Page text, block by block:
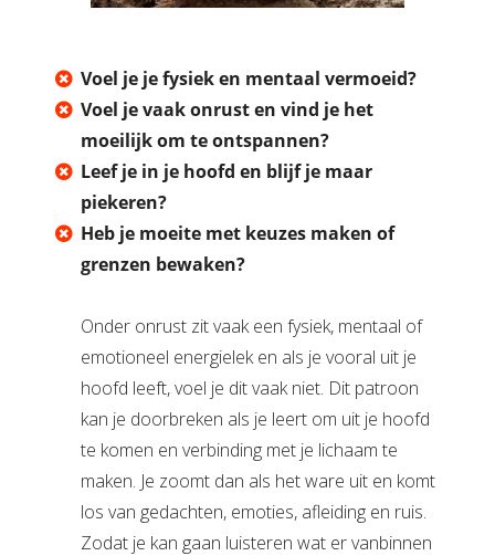
Voel je je fysiek en mentaal vermoeid?
Voel je vaak onrust en vind je het
moeilijk om te ontspannen?
Leef je in je hoofd en blijf je maar
piekeren?
Heb je moeite met keuzes maken of
grenzen bewaken?
Onder onrust zit vaak een fysiek, mentaal of
emotioneel energielek en als je vooral uit je
hoofd leeft, voel je dit vaak niet. Dit patroon
kan je doorbreken als je leert om uit je hoofd
te komen en verbinding met je lichaam te
maken. Je zoomt dan als het ware uit en komt
los van gedachten, emoties, afleiding en ruis.
Zodat je kan gaan luisteren wat er vanbinnen